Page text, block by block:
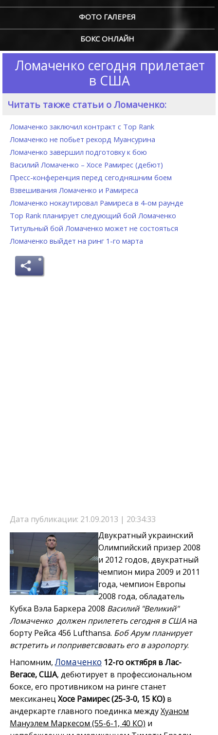
ФОТО ГАЛЕРЕЯ
БОКС ОНЛАЙН
Ломаченко сегодня прилетает
в США
Читать также статьи о Ломаченко:
Ломаченко заключил контракт с Top Rank
Ломаченко не побьет рекорд Муансурина
Ломаченко завершил подготовку к бою
Василий Ломаченко – Хосе Рамирес (дебют)
Пресс-конференция перед сегодняшним боем
Взвешивания Ломаченко и Рамиреса
Ломаченко нокаутировал Рамиреса в 4-ом раунде
Top Rank планирует следующий бой Ломаченко
Титульный бой Ломаченко может не состояться
Ломаченко выйдет на ринг 1-го марта
Дата публикации: 21.09.2013 | 20:34:33
Двукратный украинский
Олимпийский призер 2008
и 2012 годов, двукратный
чемпион мира 2009 и 2011
года, чемпион Европы
2008 года, обладатель
Кубка Вэла Баркера 2008 Василий "Великий"
Ломаченко должен прилететь сегодня в США на
борту Рейса 456 Lufthansa. Боб Арум планирует
встретить и поприветсвовать его в аэропорту.
Напомним,Ломаченко 12-го октября в Лас-
Вегасе, США, дебютирует в профессиональном
боксе, его противником на ринге станет
мексиканец Хосе Рамирес (25-3-0, 15 КО) в
андеркарте главного поединка междуХуаном
Мануэлем Маркесом (55-6-1, 40 КО) и